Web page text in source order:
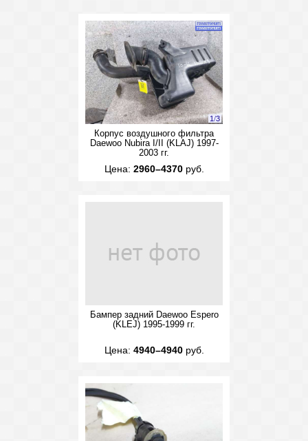
1/3
Корпус воздушного фильтра
Daewoo Nubira I/II (KLAJ) 1997-
2003 гг.
Цена: 2960–4370руб.
Бампер задний Daewoo Espero
(KLEJ) 1995-1999 гг.
Цена: 4940–4940руб.